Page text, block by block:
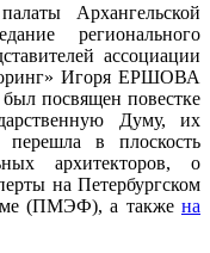
Архангельской
регионального
ассоциации
Игоря ЕРШОВА
посвящен повестке
Думу, их
в плоскость
архитекторов, о
на Петербургском
(ПМЭФ), а также на